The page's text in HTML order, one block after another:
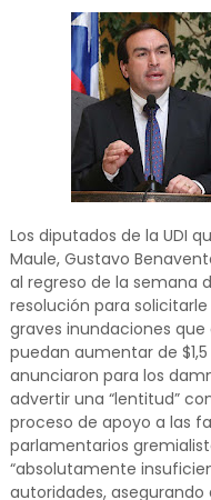
Los diputados de la UDI
Maule, Gustavo
al regreso de la semana
resolución para
graves inundaciones
puedan aumentar de
anunciaron para los
advertir una “lentitud”
proceso de apoyo a las
parlamentarios
“absolutamente
autoridades,